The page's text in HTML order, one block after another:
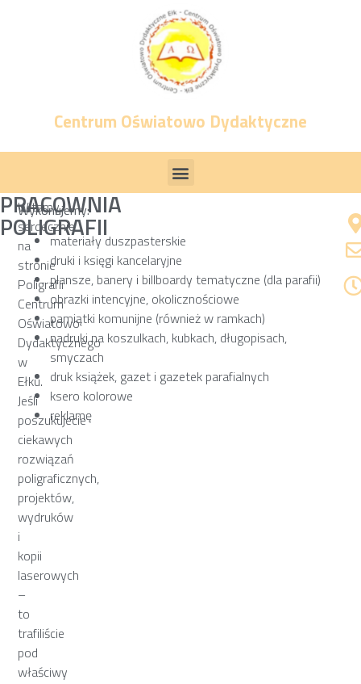
Centrum Oświatowo Dydaktyczne
PRACOWNIA
POLIGRAFII
Witamy
serdecznie
na
stronie
Poligrafii
Centrum
Oświatowo
Dydaktycznego
w
Ełku.
Jeśli
poszukujecie
ciekawych
rozwiązań
poligraficznych,
projektów,
wydruków
i
kopii
laserowych
–
to
trafiliście
pod
właściwy
Wykonujemy:
materiały duszpasterskie
druki i księgi kancelaryjne
plansze, banery i billboardy tematyczne (dla parafii)
obrazki intencyjne, okolicznościowe
pamiątki komunijne (również w ramkach)
nadruki na koszulkach, kubkach, długopisach,
smyczach
druk książek, gazet i gazetek parafialnych
ksero kolorowe
reklamę